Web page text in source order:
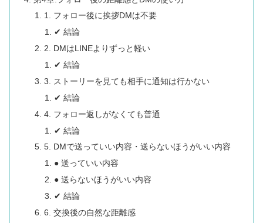
1. フォロー後に挨拶DMは不要
✔ 結論
2. DMはLINEよりずっと軽い
✔ 結論
3. ストーリーを見ても相手に通知は行かない
✔ 結論
4. フォロー返しがなくても普通
✔ 結論
5. DMで送っていい内容・送らないほうがいい内容
● 送っていい内容
● 送らないほうがいい内容
✔ 結論
6. 交換後の自然な距離感